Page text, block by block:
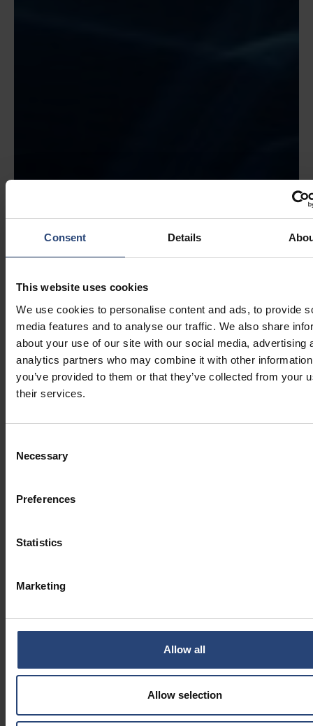
Consent Details
This website uses cookies
We use cookies to personalise content and ads, to provide
media features and to analyse our traffic. We also share
about your use of our site with our social media, advertising
analytics partners who may combine it with other
you’ve provided to them or that they’ve collected from your
their services.
Selection
Necessary
Preferences
Statistics
Marketing
Allow all
Allow selection